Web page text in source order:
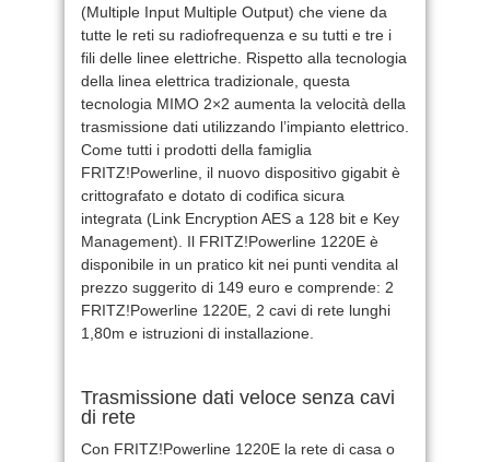
(Multiple Input Multiple Output) che viene da
tutte le reti su radiofrequenza e su tutti e tre i
fili delle linee elettriche. Rispetto alla tecnologia
della linea elettrica tradizionale, questa
tecnologia MIMO 2×2 aumenta la velocità della
trasmissione dati utilizzando l’impianto elettrico.
Come tutti i prodotti della famiglia
FRITZ!Powerline, il nuovo dispositivo gigabit è
crittografato e dotato di codifica sicura
integrata (Link Encryption AES a 128 bit e Key
Management). Il FRITZ!Powerline 1220E è
disponibile in un pratico kit nei punti vendita al
prezzo suggerito di 149 euro e comprende: 2
FRITZ!Powerline 1220E, 2 cavi di rete lunghi
1,80m e istruzioni di installazione.
Trasmissione dati veloce senza cavi
di rete
Con FRITZ!Powerline 1220E la rete di casa o